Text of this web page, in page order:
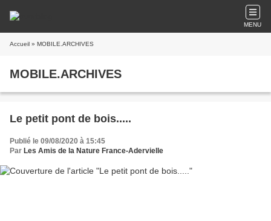
MENU
Accueil » MOBILE.ARCHIVES
MOBILE.ARCHIVES
Le petit pont de bois.....
Publié le 09/08/2020 à 15:45
Par Les Amis de la Nature France-Adervielle